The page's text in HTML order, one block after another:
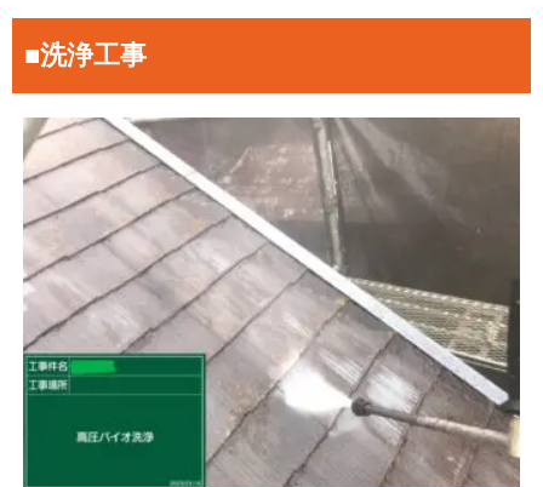
■洗浄工事